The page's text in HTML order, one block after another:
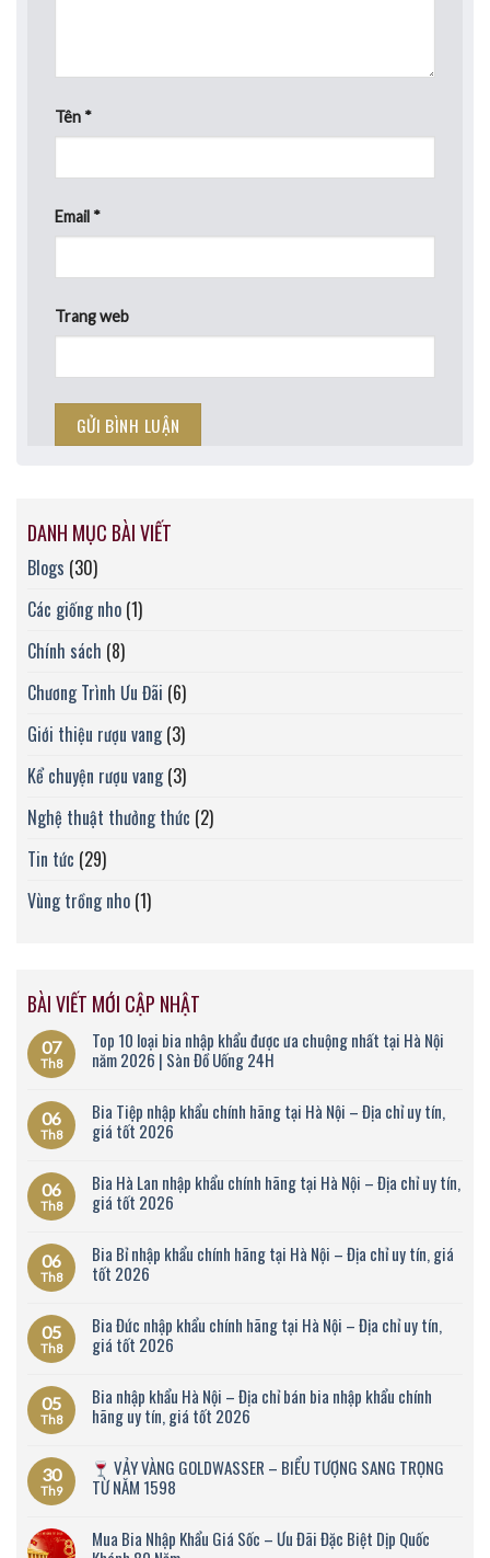
Tên *
Email *
Trang web
DANH MỤC BÀI VIẾT
Blogs (30)
Các giống nho (1)
Chính sách (8)
Chương Trình Ưu Đãi (6)
Giới thiệu rượu vang(3)
Kể chuyện rượu vang(3)
Nghệ thuật thưởng thức (2)
Tin tức (29)
Vùng trồng nho (1)
BÀI VIẾT MỚI CẬP NHẬT
07
Th8
Top 10 loại bia nhập khẩu được ưa chuộng nhất tại Hà Nội
năm 2026 | Sàn Đồ Uống 24H
06
Th8
Bia Tiệp nhập khẩu chính hãng tại Hà Nội – Địa chỉ uy tín,
giá tốt 2026
06
Th8
Bia Hà Lan nhập khẩu chính hãng tại Hà Nội – Địa chỉ uy tín,
giá tốt 2026
06
Th8
Bia Bỉ nhập khẩu chính hãng tại Hà Nội – Địa chỉ uy tín, giá
tốt 2026
05
Th8
Bia Đức nhập khẩu chính hãng tại Hà Nội – Địa chỉ uy tín,
giá tốt 2026
05
Th8
Bia nhập khẩu Hà Nội – Địa chỉ bán bia nhập khẩu chính
hãng uy tín, giá tốt 2026
30
Th9
VẢY VÀNG GOLDWASSER – BIỂU TƯỢNG SANG TRỌNG
TỪ NĂM 1598
Mua Bia Nhập Khẩu Giá Sốc – Ưu Đãi Đặc Biệt Dịp Quốc